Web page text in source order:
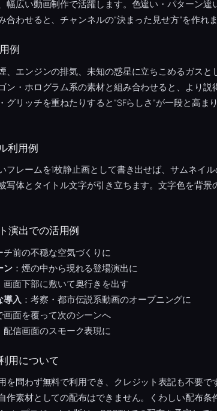
幅広い動画制作で活躍します。色違い・パターン違
合わせると、チャンネルの“決まった見せ方”を作れま
例
、エンジンの排気、未知の惑星に立ちこめるガス
ン・ホログラム系の素材と組み合わせると、より
グリッチを重ねたりすると“SFらしさ”が一段と高
利用例
フレームを1枚静止画として書き出せば、サムネイ
写体とタイトル文字が引き立ちます。文字色を背
演出での活用例
チ前の不穏な空気づくりに
ン ：煙の中から現れる登場演出に
画面下部に敷いて奥行きを出す
導入 ：考察・都市伝説系動画のオープニングに
画面を覆って次のシーンへ
配信画面のスモーク表現に
用について
を問わず無料で利用でき、クレジット表記も不要
作素材としての配布はできません。くわしい配布条